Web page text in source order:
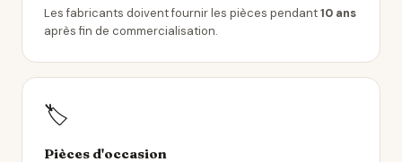
Les fabricants doivent fournir les pièces pendant10 ans
après fin de commercialisation.
🏷️
Pièces d'occasion